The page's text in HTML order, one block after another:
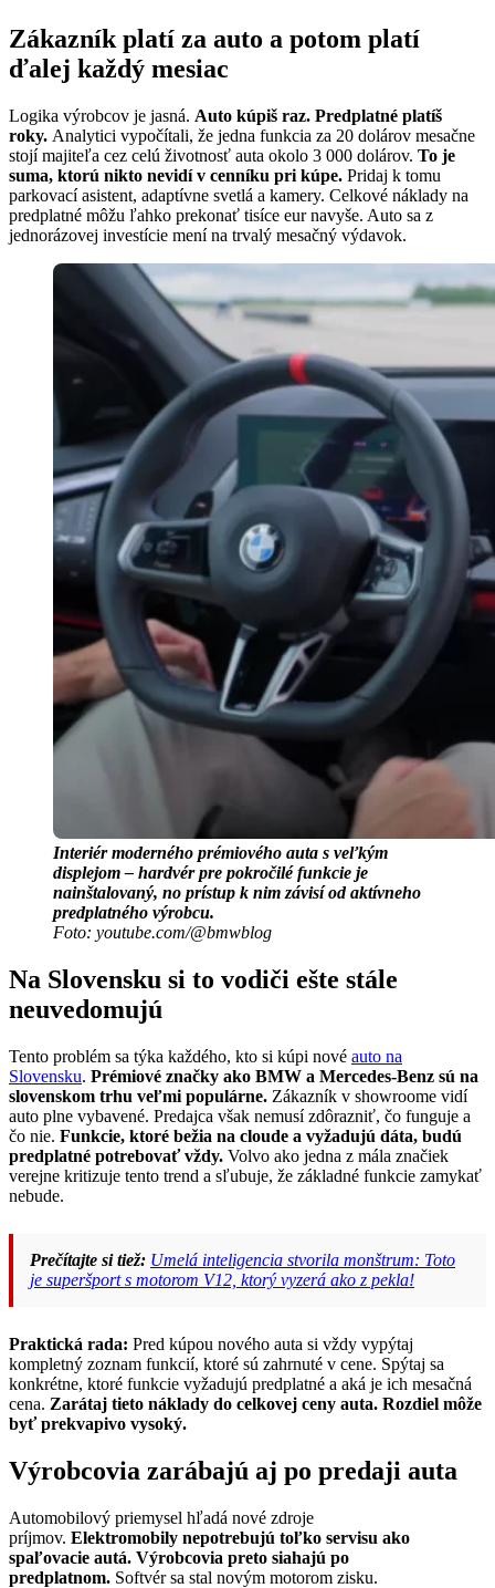
Zákazník platí za auto a potom platí
ďalej každý mesiac
Logika výrobcov je jasná. Auto kúpiš raz. Predplatné platíš
roky. Analytici vypočítali, že jedna funkcia za 20 dolárov mesačne
stojí majiteľa cez celú životnosť auta okolo 3 000 dolárov. To je
suma, ktorú nikto nevidí v cenníku pri kúpe. Pridaj k tomu
parkovací asistent, adaptívne svetlá a kamery. Celkové náklady na
predplatné môžu ľahko prekonať tisíce eur navyše. Auto sa z
jednorázovej investície mení na trvalý mesačný výdavok.
Interiér moderného prémiového auta s veľkým
displejom – hardvér pre pokročilé funkcie je
nainštalovaný, no prístup k nim závisí od aktívneho
predplatného výrobcu.
Foto: youtube.com/@bmwblog
Na Slovensku si to vodiči ešte stále
neuvedomujú
Tento problém sa týka každého, kto si kúpi nové auto na
Slovensku. Prémiové značky ako BMW a Mercedes-Benz sú na
slovenskom trhu veľmi populárne. Zákazník v showroome vidí
auto plne vybavené. Predajca však nemusí zdôrazniť, čo funguje a
čo nie. Funkcie, ktoré bežia na cloude a vyžadujú dáta, budú
predplatné potrebovať vždy. Volvo ako jedna z mála značiek
verejne kritizuje tento trend a sľubuje, že základné funkcie zamykať
nebude.
Prečítajte si tiež: Umelá inteligencia stvorila monštrum: Toto
je superšport s motorom V12, ktorý vyzerá ako z pekla!
Praktická rada: Pred kúpou nového auta si vždy vypýtaj
kompletný zoznam funkcií, ktoré sú zahrnuté v cene. Spýtaj sa
konkrétne, ktoré funkcie vyžadujú predplatné a aká je ich mesačná
cena. Zarátaj tieto náklady do celkovej ceny auta. Rozdiel môže
byť prekvapivo vysoký.
Výrobcovia zarábajú aj po predaji auta
Automobilový priemysel hľadá nové zdroje
príjmov. Elektromobily nepotrebujú toľko servisu ako
spaľovacie autá. Výrobcovia preto siahajú po
predplatnom. Softvér sa stal novým motorom zisku.